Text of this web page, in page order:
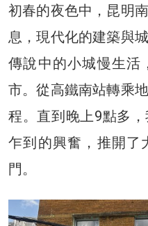
初春的夜色中，昆明
息，現代化的建築與
傳說中的小城慢生活
市。從高鐵南站轉乘
程。直到晚上9點多
乍到的興奮，推開了
門。